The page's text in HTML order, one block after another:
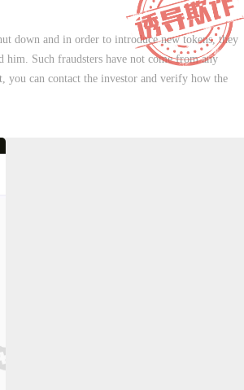
down and in order to introduce new tokens, they
Such fraudsters have not come from any
you can contact the investor and verify how the